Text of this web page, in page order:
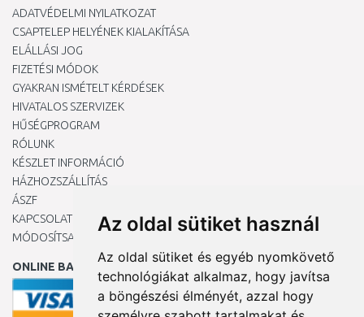
Az oldal sütiket használ
Az oldal sütiket és egyéb nyomkövető
technológiákat alkalmaz, hogy javítsa
a böngészési élményét, azzal hogy
ADATVÉDELMI NYILATKOZAT
CSAPTELEP HELYÉNEK KIALAKÍTÁSA
ELÁLLÁSI JOG
FIZETÉSI MÓDOK
GYAKRAN ISMÉTELT KÉRDÉSEK
HIVATALOS SZERVIZEK
HŰSÉGPROGRAM
RÓLUNK
KÉSZLET INFORMÁCIÓ
HÁZHOZSZÁLLÍTÁS
ÁSZF
KAPCSOLAT
MÓDOSÍTSA A COOKIE-BEÁLLÍTÁSAIMAT
ONLINE BANKKÁRTYÁVAL